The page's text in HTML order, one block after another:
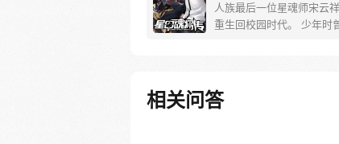
人族最后一位星魂师宋云
重生回校园时代。 少年时
知识技术，重返校园，从此
机甲打怪兽… 曾经后悔的
相关问答